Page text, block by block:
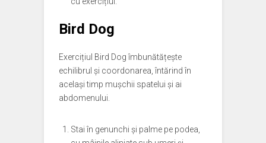
Bird Dog
Exercițiul Bird Dog îmbunătățește
echilibrul și coordonarea, întărind în
același timp mușchii spatelui și ai
abdomenului.
Stai în genunchi și palme pe podea,